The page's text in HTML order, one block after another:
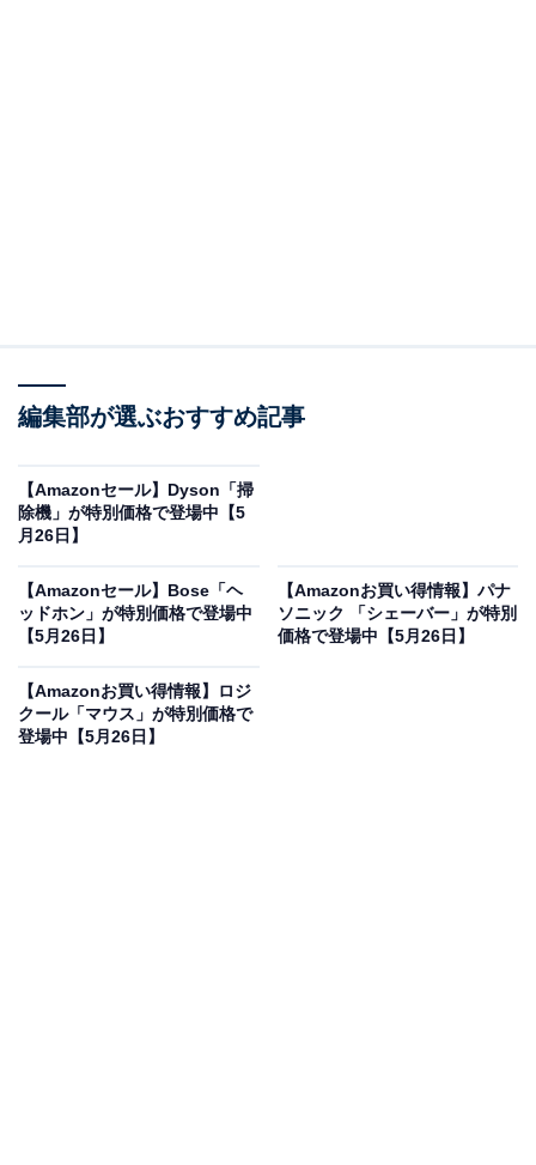
Amazonのセール商品から売れ筋ランキングまで、毎日のお買いも
※本記事で紹介している商品の購入やサービスの利用により、売上の一部が
パナソニックの「口腔洗浄器」が限定価格に！
5％オフで登場
編集部が選ぶおすすめ記事
【Amazonセール】Dyson「掃
除機」が特別価格で登場中【5
月26日】
【Amazonセール】Bose「ヘ
ッドホン」が特別価格で登場中
【5月26日】
【Amazonお買い得情報】パナ
ソニック 「シェーバー」が特別
価格で登場中【5月26日】
【Amazonお買い得情報】ロジ
クール「マウス」が特別価格で
登場中【5月26日】